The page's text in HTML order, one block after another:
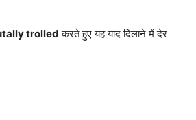
trolled करते हुए यह याद दिलाने में देर